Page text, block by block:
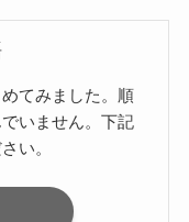
てみました。順
いません。下記
い。